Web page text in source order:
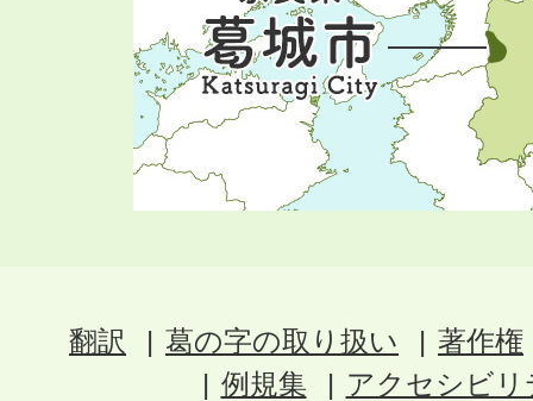
翻訳 葛の字の取り扱い
著作権
例規集
アクセシビ